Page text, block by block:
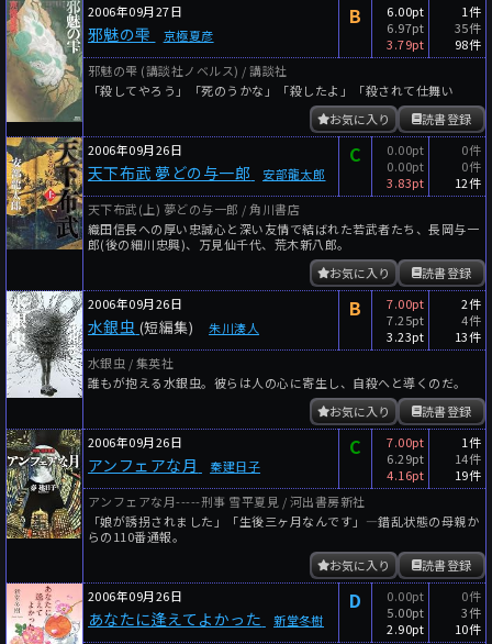
2006年09月27日
邪魅の雫 京極夏彦
B
6.00pt
6.97pt
3.79pt
1件
35件
98件
邪魅の雫 (講談社ノベルス) / 講談社
「殺してやろう」「死のうかな」「殺したよ」「殺されて仕舞い
読書登録
お気に入り
2006年09月26日
天下布武 夢どの与一郎 安部龍太郎
C
0.00pt
0.00pt
3.83pt
0件
0件
12件
天下布武(上) 夢どの与一郎 / 角川書店
織田信長への厚い忠誠心と深い友情で結ばれた若武者たち、長岡与一
郎(後の細川忠興)、万見仙千代、荒木新八郎。
読書登録
お気に入り
2006年09月26日
水銀虫 (短編集) 朱川湊人
B
7.00pt
7.25pt
3.23pt
2件
4件
13件
水銀虫 / 集英社
誰もが抱える水銀虫。彼らは人の心に寄生し、自殺へと導くのだ。
読書登録
お気に入り
2006年09月26日
アンフェアな月 秦建日子
C
7.00pt
6.29pt
4.16pt
1件
14件
19件
アンフェアな月-----刑事 雪平夏見 / 河出書房新社
「娘が誘拐されました」「生後三ヶ月なんです」―錯乱状態の母親か
らの110番通報。
読書登録
お気に入り
2006年09月26日
あなたに逢えてよかった 新堂冬樹
D
0.00pt
5.00pt
2.90pt
0件
3件
10件